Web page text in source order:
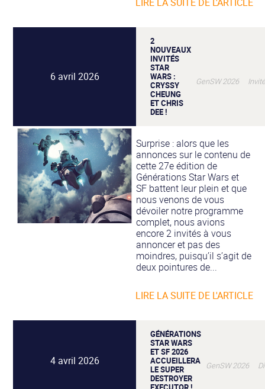
6 avril 2026
2
NOUVEAUX
INVITÉS
STAR
WARS :
CRYSSY
CHEUNG
ET CHRIS
DEE !
GenSW 2026
Surprise : alors que les
annonces sur le contenu de
cette 27e édition de
Générations Star Wars et
SF battent leur plein et que
nous venons de vous
dévoiler notre programme
complet, nous avions
encore 2 invités à vous
annoncer et pas des
moindres, puisqu’il s’agit de
deux pointures de...
LIRE LA SUITE DE L'ARTICLE
4 avril 2026
GÉNÉRATIONS
STAR WARS
ET SF 2026
ACCUEILLERA
LE SUPER
DESTROYER
GenSW 2026